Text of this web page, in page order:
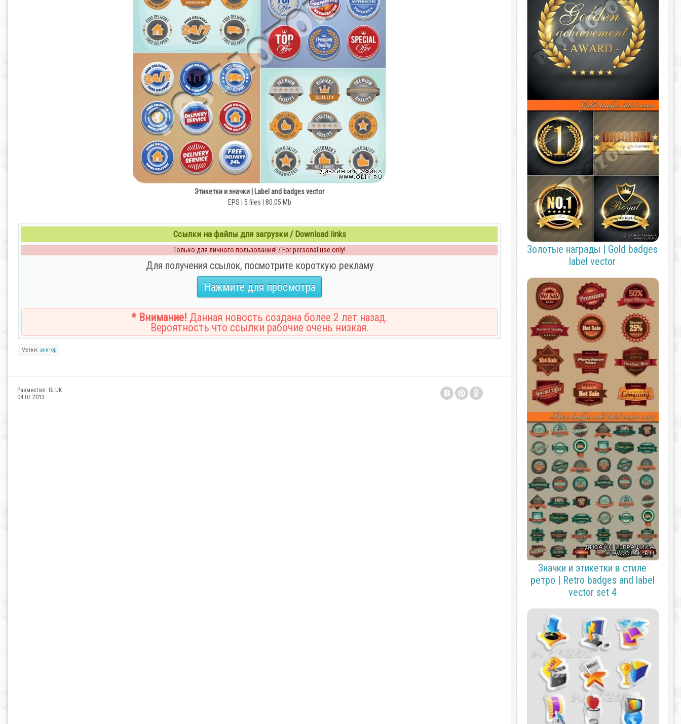
Этикетки и значки | Label and badges vector
EPS | 5 files | 80.05 Mb
Ссылки на файлы для загрузки / Download links
Только для личного пользования! / For personal use only!
Для получения ссылок, посмотрите короткую рекламу
Нажмите для просмотра
* Внимание! Данная новость создана более 2 лет назад.
Вероятность что ссылки рабочие очень низкая.
Метки: вектор
Разместил: GLUK
04.07.2013
Золотые награды | Gold badges
label vector
Значки и этикетки в стиле
ретро | Retro badges and label
vector set 4